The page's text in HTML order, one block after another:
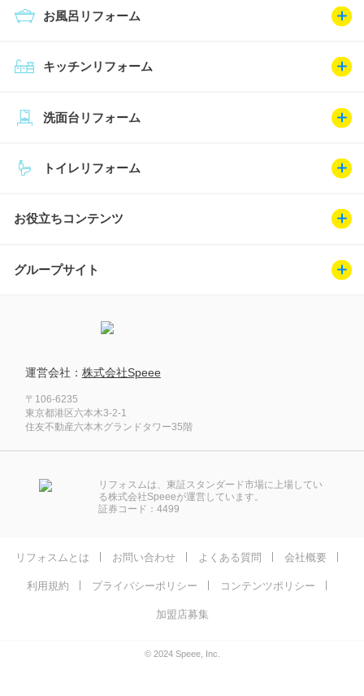
キッチンリフォーム
お風呂リフォーム
トイレリフォーム
洗面台リフォーム
お役立ちコンテンツ
グループサイト
運営会社： 株式会社Speee
〒106-6235
東京都港区六本木3-2-1
住友不動産六本木グランドタワー35階
リフォスムは、東証スタンダード市場に上場してい
る株式会社Speeeが運営しています。
証券コード：4499
リフォスムとは お問い合わせ よくある質問 会社概要
利用規約 プライバシーポリシー コンテンツポリシー
加盟店募集
© 2024 Speee, Inc.